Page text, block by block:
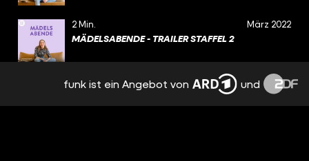
2 Min. März 2022
MÄDELSABENDE - TRAILER STAFFEL 2
35 Min. Dezember 2021
funk ist ein Angebot von und